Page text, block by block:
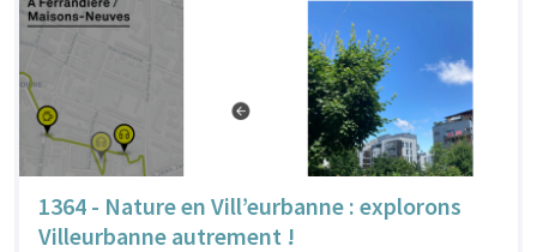
1364 - Nature en Vill’eurbanne : explorons
Villeurbanne autrement !